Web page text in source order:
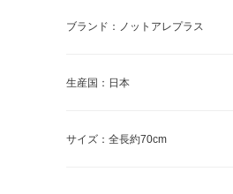
ブランド：ノットアレプラス
生産国：日本
サイズ：全長約70cm